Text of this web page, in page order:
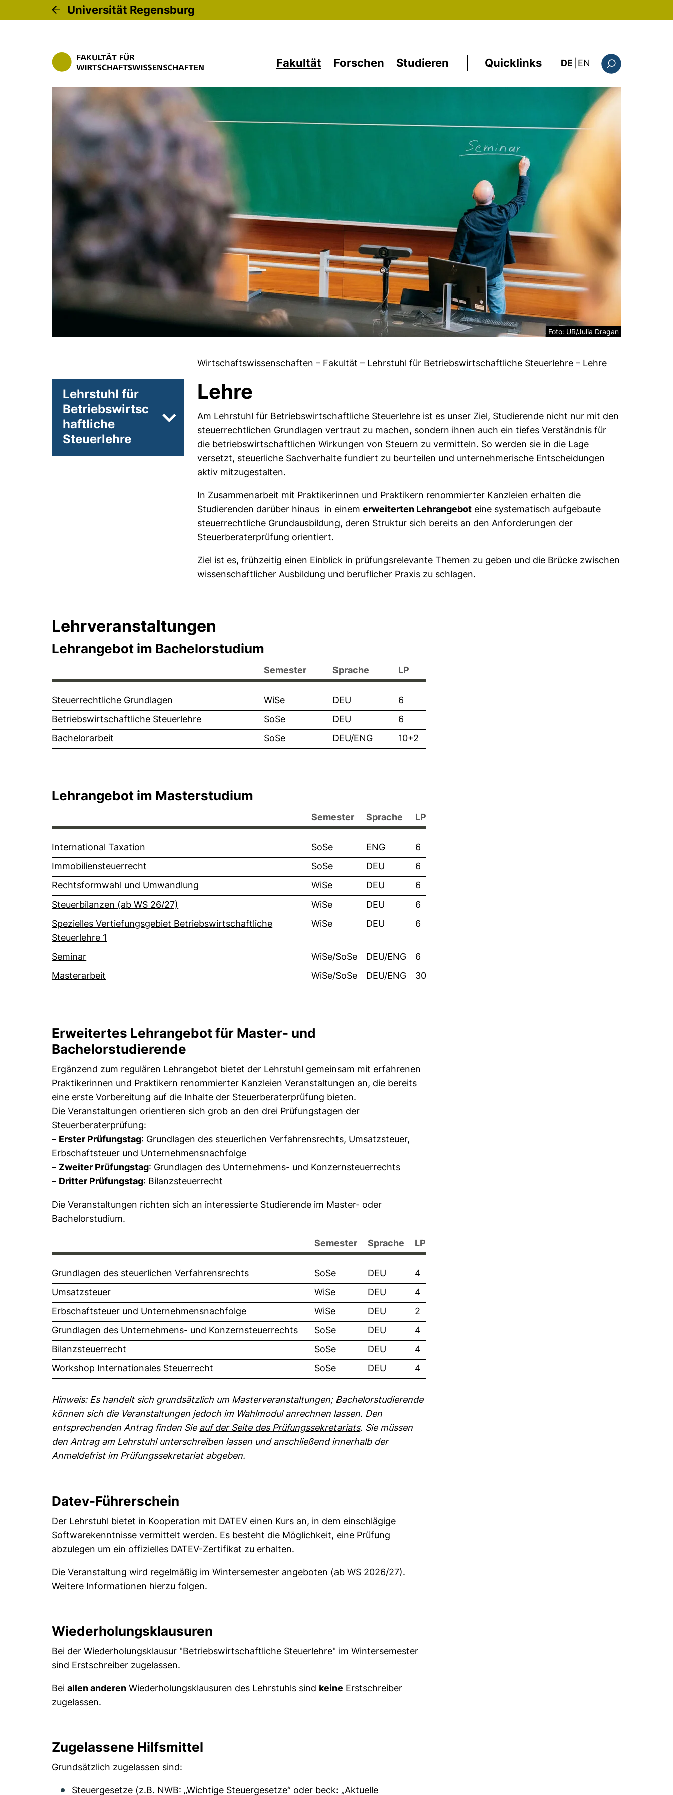
Universität Regensburg
Fakultät Forschen Studieren Quicklinks DE EN : the current page
Rechtliche Information zum
Foto: UR/Julia Dragan
Wirtschaftswissenschaften – Fakultät – Lehrstuhl für Betriebswirtschaftliche Steuerlehre – Lehre
Lehrstuhl für
Betriebswirtsc
haftliche
Steuerlehre
Unterseiten von Aktuelles
Lehre
Am Lehrstuhl für Betriebswirtschaftliche Steuerlehre ist es unser Ziel, Studierende nicht nur mit den
steuerrechtlichen Grundlagen vertraut zu machen, sondern ihnen auch ein tiefes Verständnis für
die betriebswirtschaftlichen Wirkungen von Steuern zu vermitteln. So werden sie in die Lage
versetzt, steuerliche Sachverhalte fundiert zu beurteilen und unternehmerische Entscheidungen
aktiv mitzugestalten.
In Zusammenarbeit mit Praktikerinnen und Praktikern renommierter Kanzleien erhalten die
Studierenden darüber hinaus in einem erweiterten Lehrangeboteine systematisch aufgebaute
steuerrechtliche Grundausbildung, deren Struktur sich bereits an den Anforderungen der
Steuerberaterprüfung orientiert.
Ziel ist es, frühzeitig einen Einblick in prüfungsrelevante Themen zu geben und die Brücke zwischen
wissenschaftlicher Ausbildung und beruflicher Praxis zu schlagen.
Lehrveranstaltungen
Lehrangebot im Bachelorstudium
Semester Sprache LP
Steuerrechtliche Grundlagen WiSe DEU
6
Betriebswirtschaftliche Steuerlehre
SoSe DEU
6
Bachelorarbeit
SoSe DEU/ENG 10+2
Lehrangebot im Masterstudium
Semester Sprache LP
International Taxation SoSe ENG
6
Immobiliensteuerrecht
SoSe DEU
6
Rechtsformwahl und Umwandlung
WiSe DEU
6
Steuerbilanzen (ab WS 26/27)
WiSe DEU
6
Spezielles Vertiefungsgebiet Betriebswirtschaftliche
Steuerlehre 1
WiSe DEU 6
Seminar WiSe/SoSe DEU/ENG
6
Masterarbeit
WiSe/SoSe DEU/ENG 30
Erweitertes Lehrangebot für Master- und
Bachelorstudierende
Ergänzend zum regulären Lehrangebot bietet der Lehrstuhl gemeinsam mit erfahrenen
Praktikerinnen und Praktikern renommierter Kanzleien Veranstaltungen an, die bereits
eine erste Vorbereitung auf die Inhalte der Steuerberaterprüfung bieten.
Die Veranstaltungen orientieren sich grob an den drei Prüfungstagen der
Steuerberaterprüfung:
– Erster Prüfungstag: Grundlagen des steuerlichen Verfahrensrechts, Umsatzsteuer,
Erbschaftsteuer und Unternehmensnachfolge
– Zweiter Prüfungstag: Grundlagen des Unternehmens- und Konzernsteuerrechts
– Dritter Prüfungstag: Bilanzsteuerrecht
Die Veranstaltungen richten sich an interessierte Studierende im Master- oder
Bachelorstudium.
Semester Sprache LP
Grundlagen des steuerlichen Verfahrensrechts SoSe DEU
4
Umsatzsteuer
WiSe DEU
4
Erbschaftsteuer und Unternehmensnachfolge
WiSe DEU
2
Grundlagen des Unternehmens- und Konzernsteuerrechts
SoSe DEU
4
Bilanzsteuerrecht
SoSe DEU
4
Workshop Internationales Steuerrecht
SoSe DEU 4
Hinweis: Es handelt sich grundsätzlich um Masterveranstaltungen; Bachelorstudierende
können sich die Veranstaltungen jedoch im Wahlmodul anrechnen lassen. Den
entsprechenden Antrag finden Sie auf der Seite des Prüfungssekretariats(externer Link, öffnet neues Fenster)
. Sie müssen
den Antrag am Lehrstuhl unterschreiben lassen und anschließend innerhalb der
Anmeldefrist im Prüfungssekretariat abgeben.
Datev-Führerschein
Der Lehrstuhl bietet in Kooperation mit DATEV einen Kurs an, in dem einschlägige
Softwarekenntnisse vermittelt werden. Es besteht die Möglichkeit, eine Prüfung
abzulegen um ein offizielles DATEV-Zertifikat zu erhalten.
Die Veranstaltung wird regelmäßig im Wintersemester angeboten (ab WS 2026/27).
Weitere Informationen hierzu folgen.
Wiederholungsklausuren
Bei der Wiederholungsklausur "Betriebswirtschaftliche Steuerlehre" im Wintersemester
sind Erstschreiber zugelassen.
Beiallen anderen Wiederholungsklausuren des Lehrstuhls sind keine Erstschreiber
zugelassen.
Zugelassene Hilfsmittel
Grundsätzlich zugelassen sind:
Steuergesetze (z.B. NWB: „Wichtige Steuergesetze“ oder beck: „Aktuelle